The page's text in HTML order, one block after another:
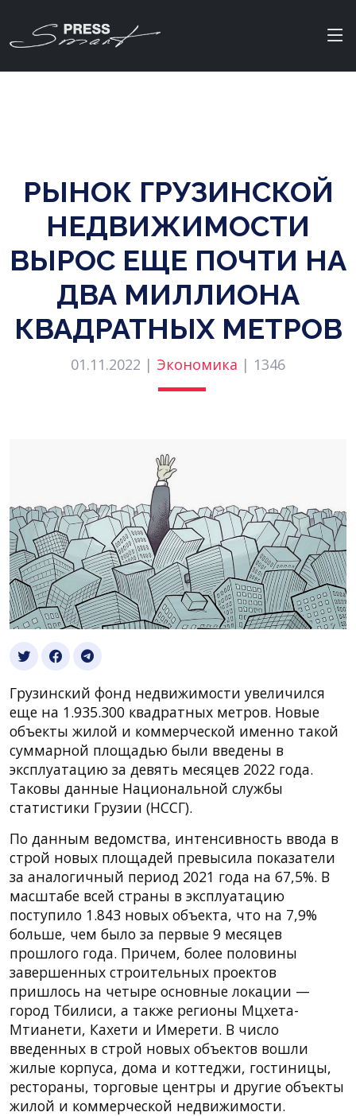
РЫНОК ГРУЗИНСКОЙ
НЕДВИЖИМОСТИ
ВЫРОС ЕЩЕ ПОЧТИ НА
ДВА МИЛЛИОНА
КВАДРАТНЫХ МЕТРОВ
01.11.2022 | Экономика | 1346
Грузинский фонд недвижимости увеличился
еще на 1.935.300 квадратных метров. Новые
объекты жилой и коммерческой именно такой
суммарной площадью были введены в
эксплуатацию за девять месяцев 2022 года.
Таковы данные Национальной службы
статистики Грузии (НССГ).
По данным ведомства, интенсивность ввода в
строй новых площадей превысила показатели
за аналогичный период 2021 года на 67,5%. В
масштабе всей страны в эксплуатацию
поступило 1.843 новых объекта, что на 7,9%
больше, чем было за первые 9 месяцев
прошлого года. Причем, более половины
завершенных строительных проектов
пришлось на четыре основные локации —
город Тбилиси, а также регионы Мцхета-
Мтианети, Кахети и Имерети. В число
введенных в строй новых объектов вошли
жилые корпуса, дома и коттеджи, гостиницы,
рестораны, торговые центры и другие объекты
жилой и коммерческой недвижимости.